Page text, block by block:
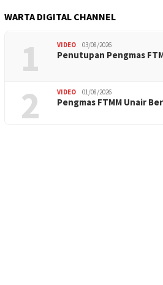
WARTA DIGITAL CHANNEL
1 VIDEO 03/08/2026
Penutupan Pengmas
2 VIDEO 01/08/2026
Pengmas FTMM Unair